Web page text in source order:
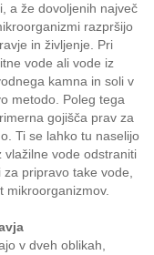
a že dovoljenih največ
razpršijo
in življenje. Pri
vode ali vode iz
kamna in soli v
metodo. Poleg tega
gojišča prav za
Ti se lahko tu naselijo
vlažilne vode odstraniti
pripravo take vode,
mikroorganizmov.
v dveh oblikah,